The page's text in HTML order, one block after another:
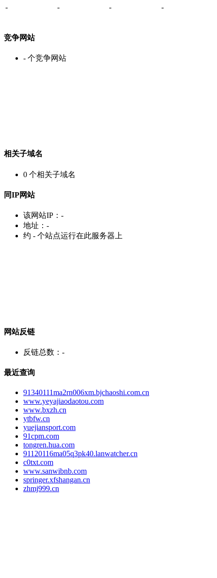
-
- - -
竞争网站
- 个竞争网站
相关子域名
0 个相关子域名
同IP网站
该网站IP： -
地址： -
约 - 个站点运行在此服务器上
网站反链
反链总数： -
最近查询
91340111ma2rn006xm.bjchaoshi.com.cn
www.yeyajiaodaotou.com
www.bxzh.cn
ytbfw.cn
yuejiansport.com
91cpm.com
tongren.hua.com
91120116ma05q3pk40.lanwatcher.cn
c0txt.com
www.sanwibnb.com
springer.xfshangan.cn
zhmj999.cn